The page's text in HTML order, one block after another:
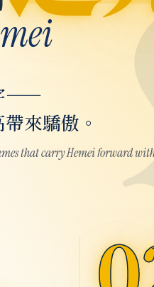
——
來驕傲。
that carry Hemei forward